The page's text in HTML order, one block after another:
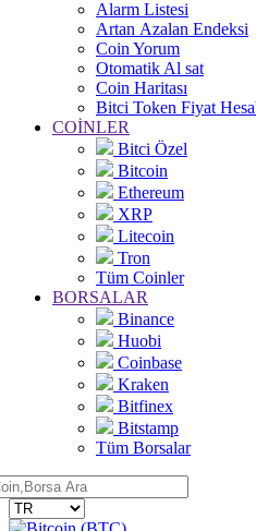
Alarm Listesi
Artan Azalan Endeksi
Coin Yorum
Otomatik Al sat
Coin Haritası
Bitci Token Fiyat
COİNLER
Bitci Özel
Bitcoin
Ethereum
XRP
Litecoin
Tron
Tüm Coinler
BORSALAR
Binance
Huobi
Coinbase
Kraken
Bitfinex
Bitstamp
Tüm Borsalar